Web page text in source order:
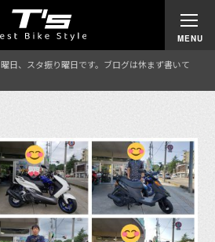
日、スタ振り曜日です。ブログは休まず書いて